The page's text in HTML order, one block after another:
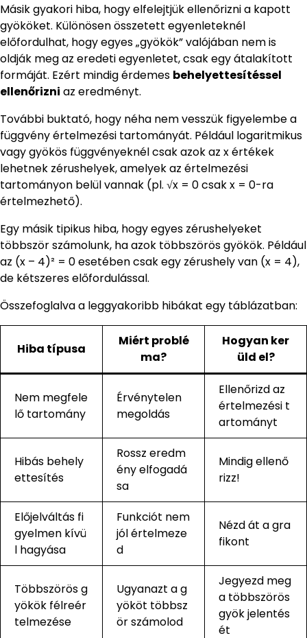
Másik gyakori hiba, hogy elfelejtjük ellenőrizni a kapott
gyököket. Különösen összetett egyenleteknél
előfordulhat, hogy egyes „gyökök” valójában nem is
oldják meg az eredeti egyenletet, csak egy átalakított
formáját. Ezért mindig érdemes behelyettesítéssel
ellenőrizni az eredményt.
További buktató, hogy néha nem vesszük figyelembe a
függvény értelmezési tartományát. Például logaritmikus
vagy gyökös függvényeknél csak azok az x értékek
lehetnek zérushelyek, amelyek az értelmezési
tartományon belül vannak (pl. √x = 0 csak x = 0-ra
értelmezhető).
Egy másik tipikus hiba, hogy egyes zérushelyeket
többször számolunk, ha azok többszörös gyökök. Például
az (x – 4)² = 0 esetében csak egy zérushely van (x = 4),
de kétszeres előfordulással.
Összefoglalva a leggyakoribb hibákat egy táblázatban:
Hiba típusa
Miért problé
ma?
Hogyan ker
üld el?
Nem megfele
lő tartomány
Érvénytelen
megoldás
Ellenőrizd az
értelmezési t
artományt
Hibás behely
ettesítés
Rossz eredm
ény elfogadá
sa
Mindig ellenő
rizz!
Előjelváltás fi
gyelmen kívü
l hagyása
Funkciót nem
jól értelmeze
d
Nézd át a gra
fikont
Többszörös g
yökök félreér
telmezése
Ugyanazt a g
yököt többsz
ör számolod
Jegyezd meg
a többszörös
gyök jelentés
ét